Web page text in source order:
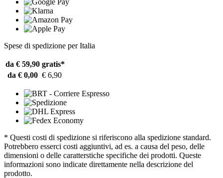
Spese di spedizione per Italia
da € 59,90 gratis*
da € 0,00 € 6,90
* Questi costi di spedizione si riferiscono alla spedizione standard.
Potrebbero esserci costi aggiuntivi, ad es. a causa del peso, delle
dimensioni o delle caratterstiche specifiche dei prodotti. Queste
informazioni sono indicate direttamente nella descrizione del
prodotto.